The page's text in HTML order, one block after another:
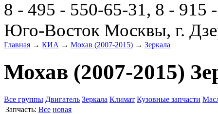
8 - 495 - 550-65-31, 8 - 915
Юго-Восток Москвы, г.
Главная → КИА → Мохав (2007-2015) → Зеркала
Мохав (2007-2015)
Все группы Двигатель Зеркала Климат Кузовные запчасти
Запчасть: Все новая